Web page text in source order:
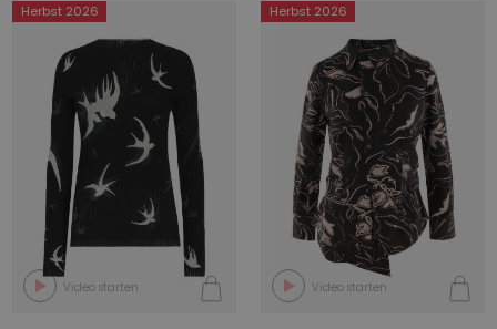
Herbst 2026
Video starten
Herbst 2026
Video starten